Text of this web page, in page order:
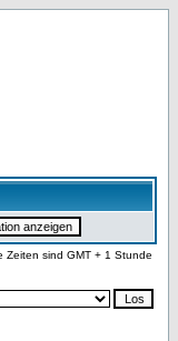
Zeiten sind GMT + 1 Stunde